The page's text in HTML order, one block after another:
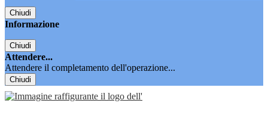
Chiudi
Informazione
Chiudi
Attendere...
Attendere il completamento dell'operazione...
Chiudi